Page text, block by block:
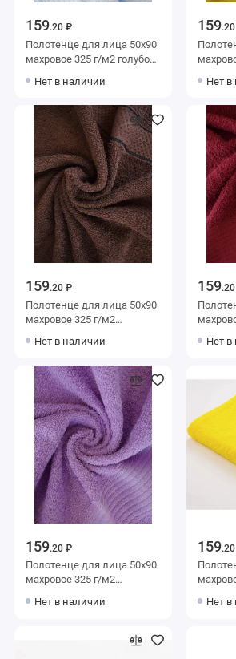
159.20 ₽
Полотенце для лица 50х90
махровое 325 г/м2 голубое
Нет в наличии
159
Полотенце для
махровое 325 г/м2
Нет в
159.20 ₽
Полотенце для лица 50х90
махровое 325 г/м2
мануфактура
Нет в наличии
159
Полотенце для
махровое 325 г/м2
Нет в
159.20 ₽
Полотенце для лица 50х90
махровое 325 г/м2
мануфактура
Нет в наличии
159
Полотенце для
махровое 335 г/м2
Нет в